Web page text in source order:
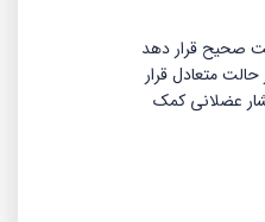
صحیح قرار دهد
متعادل قرار
عضلانی کمک